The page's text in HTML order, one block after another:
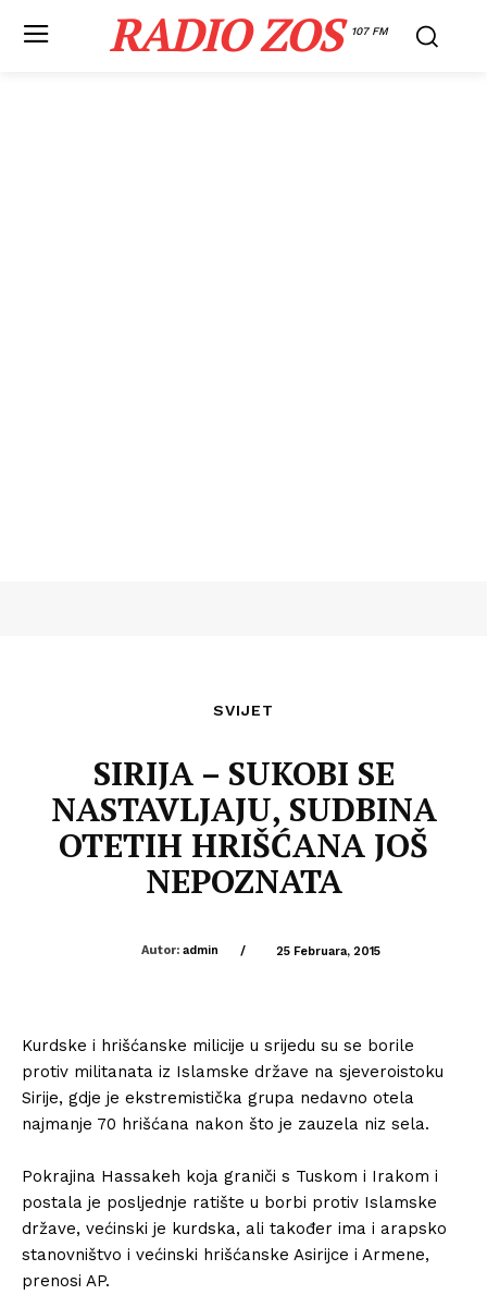
RADIO ZOS 107 FM
SVIJET
SIRIJA – SUKOBI SE
NASTAVLJAJU, SUDBINA
OTETIH HRIŠĆANA JOŠ
NEPOZNATA
Autor: admin / 25 Februara, 2015
Kurdske i hrišćanske milicije u srijedu su se borile
protiv militanata iz Islamske države na sjeveroistoku
Sirije, gdje je ekstremistička grupa nedavno otela
najmanje 70 hrišćana nakon što je zauzela niz sela.
Pokrajina Hassakeh koja graniči s Tuskom i Irakom i
postala je posljednje ratište u borbi protiv Islamske
države, većinski je kurdska, ali također ima i arapsko
stanovništvo i većinski hrišćanske Asirijce i Armene,
prenosi AP.